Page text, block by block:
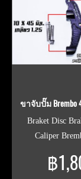
ขาจับปั๊ม Brembo
Braket Disc
Caliper
฿